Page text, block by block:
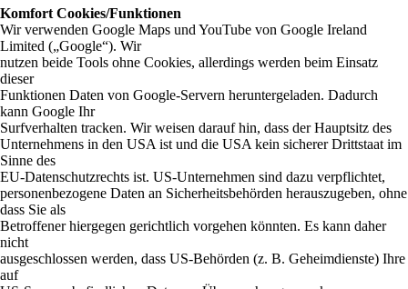
Komfort Cookies/Funktionen
Wir verwenden Google Maps und YouTube von Google Ireland
Limited („Google“). Wir
nutzen beide Tools ohne Cookies, allerdings werden beim Einsatz
dieser
Funktionen Daten von Google-Servern heruntergeladen. Dadurch
kann Google Ihr
Surfverhalten tracken. Wir weisen darauf hin, dass der Hauptsitz des
Unternehmens in den USA ist und die USA kein sicherer Drittstaat im
Sinne des
EU-Datenschutzrechts ist. US-Unternehmen sind dazu verpflichtet,
personenbezogene Daten an Sicherheitsbehörden herauszugeben, ohne
dass Sie als
Betroffener hiergegen gerichtlich vorgehen könnten. Es kann daher
nicht
ausgeschlossen werden, dass US-Behörden (z. B. Geheimdienste) Ihre
auf